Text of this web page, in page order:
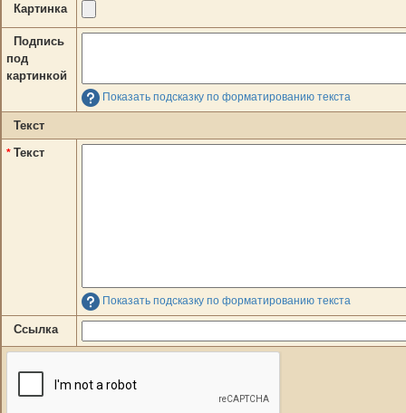
Картинка
Подпись
под
картинкой
Показать подсказку по форматированию текста
Текст
* Текст
Показать подсказку по форматированию текста
Ссылка